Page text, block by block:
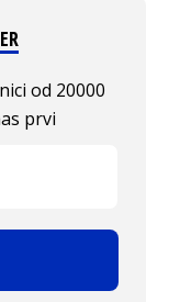
od 20000
prvi